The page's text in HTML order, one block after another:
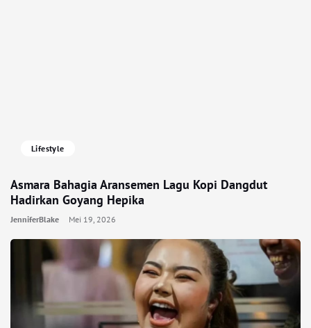
Lifestyle
Asmara Bahagia Aransemen Lagu Kopi Dangdut
Hadirkan Goyang Hepika
JenniferBlake Mei 19, 2026